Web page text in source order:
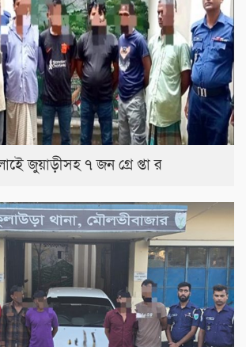
জুয়াড়ীসহ ৭ জন গ্রে প্তা র